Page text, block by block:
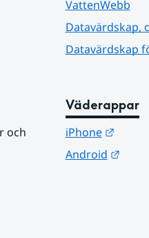
VattenWebb
Datavärdskap,
Datavärdskap
och
Väderappar
iPhone
Länk
Android
Länk